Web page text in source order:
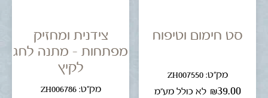
סט חימום וטיפוח
מק"ט: ZH007550
₪39.00 לא כולל מע"מ
צידנית ומחזיק
מפתחות – מתנה לחג
לקיץ
מק"ט: ZH006786